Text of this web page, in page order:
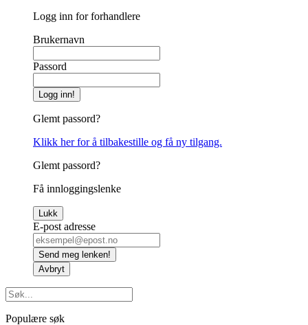
Logg inn for forhandlere
Brukernavn
Passord
Logg inn!
Glemt passord?
Klikk her for å tilbakestille og få ny tilgang.
Glemt passord?
Få innloggingslenke
Lukk
E-post adresse
Send meg lenken!
Avbryt
Populære søk